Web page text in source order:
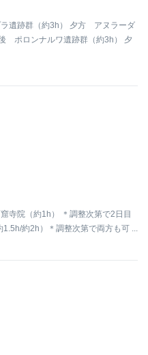
遺跡群（約3h） 夕方 アヌラーダ
ポロンナルワ遺跡群（約3h） 夕
寺院（約1h） ＊調整次第で2日目
約2h）＊調整次第で両方も可 ...